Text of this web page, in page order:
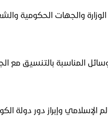
والجهات الحكومية
المناسبة بالتنسيق مع
الإسلامي وإبراز دور دولة